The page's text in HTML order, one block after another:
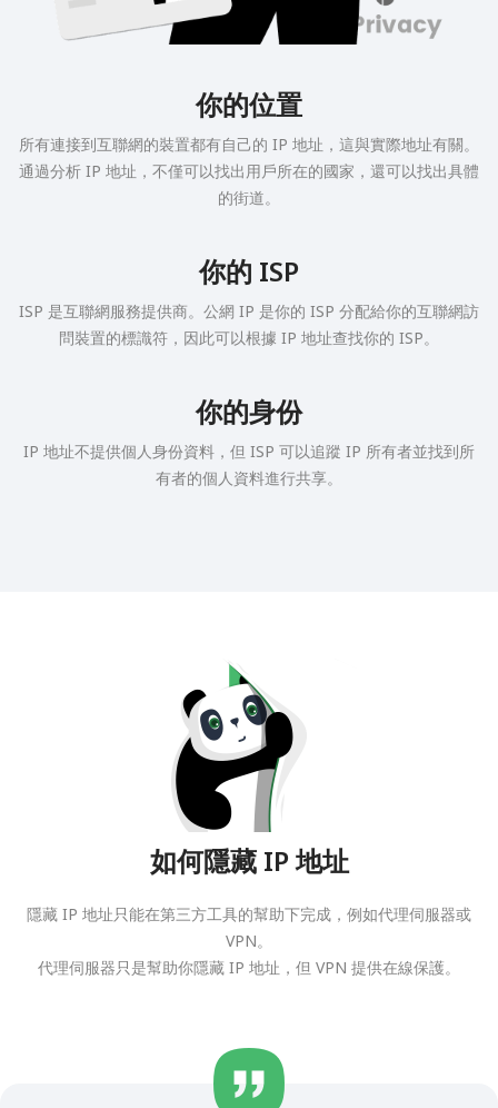
你的位置
所有連接到互聯網的裝置都有自己的 IP 地址，這與實際地址有關。
通過分析 IP 地址，不僅可以找出用戶所在的國家，還可以找出具體
的街道。
你的 ISP
ISP 是互聯網服務提供商。公網 IP 是你的 ISP 分配給你的互聯網訪
問裝置的標識符，因此可以根據 IP 地址查找你的 ISP。
你的身份
IP 地址不提供個人身份資料，但 ISP 可以追蹤 IP 所有者並找到所
有者的個人資料進行共享。
如何隱藏 IP 地址
隱藏 IP 地址只能在第三方工具的幫助下完成，例如代理伺服器或
VPN。
代理伺服器只是幫助你隱藏 IP 地址，但 VPN 提供在線保護。